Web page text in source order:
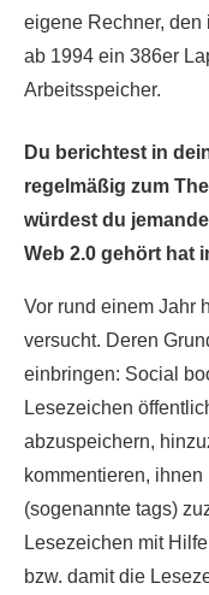
eigene Rechner, den
ab 1994 ein 386er
Arbeitsspeicher.
Du berichtest in
regelmäßig zum
würdest du
Web 2.0 gehört hat
Vor rund einem Jahr
versucht. Deren
einbringen: Social
Lesezeichen
abzuspeichern,
kommentieren,
(sogenannte tags)
Lesezeichen mit
bzw. damit die